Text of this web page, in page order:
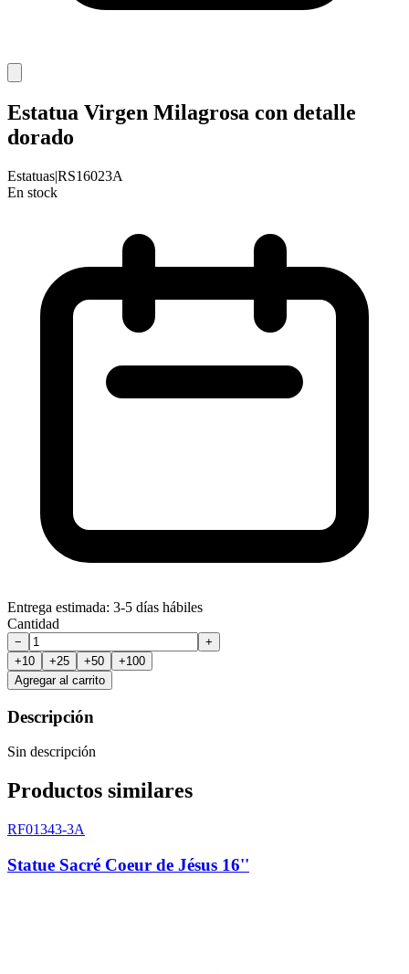
Estatua Virgen Milagrosa con detalle
dorado
Estatuas|RS16023A
En stock
Entrega estimada: 3-5 días hábiles
Cantidad
−
+
+10 +25 +50 +100
Agregar al carrito
Descripción
Sin descripción
Productos similares
RF01343-3A
Statue Sacré Coeur de Jésus 16''